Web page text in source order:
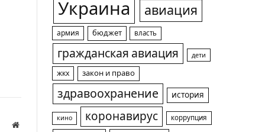
Website
Украина авиация
армия бюджет власть
гражданская авиация дети
жкх закон и право
здравоохранение история
кино коронавирус коррупция